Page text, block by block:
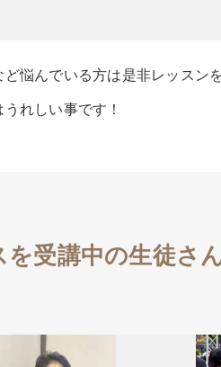
悩んでいる方は是非レッスン
れしい事です！
を受講中の生徒さ